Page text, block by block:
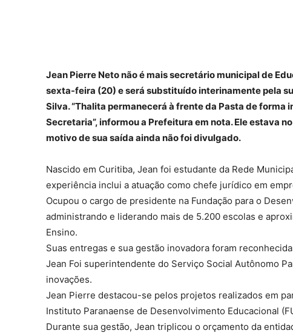
Jean Pierre Neto não é mais secretário municipal de
sexta-feira (20) e será substituído interinamente pela
Silva. “Thalita permanecerá à frente da Pasta de
Secretaria”, informou a Prefeitura em nota. Ele estava
motivo de sua saída ainda não foi divulgado.
Nascido em Curitiba, Jean foi estudante da Rede
experiência inclui a atuação como chefe jurídico em
Ocupou o cargo de presidente na Fundação para o
administrando e liderando mais de 5.200 escolas e
Ensino.
Suas entregas e sua gestão inovadora foram
Jean Foi superintendente do Serviço Social Autônomo
inovações.
Jean Pierre destacou-se pelos projetos realizados em
Instituto Paranaense de Desenvolvimento Educacional
Durante sua gestão, Jean triplicou o orçamento da